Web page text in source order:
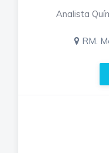
Analista
RM.